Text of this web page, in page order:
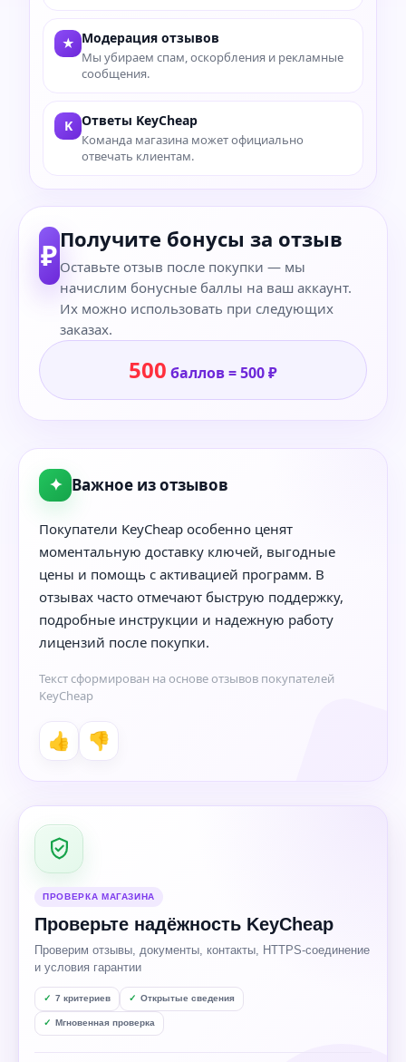
★ Модерация отзывов
Мы убираем спам, оскорбления и рекламные
сообщения.
K Ответы KeyCheap
Команда магазина может официально
отвечать клиентам.
₽Получите бонусы за отзыв
Оставьте отзыв после покупки — мы
начислим бонусные баллы на ваш аккаунт.
Их можно использовать при следующих
заказах.
500 баллов = 500 ₽
✦ Важное из отзывов
Покупатели KeyCheap особенно ценят
моментальную доставку ключей, выгодные
цены и помощь с активацией программ. В
отзывах часто отмечают быструю поддержку,
подробные инструкции и надежную работу
лицензий после покупки.
Текст сформирован на основе отзывов покупателей
KeyCheap
👍 👎
ПРОВЕРКА МАГАЗИНА
Проверьте надёжность KeyCheap
Проверим отзывы, документы, контакты, HTTPS-соединение
и условия гарантии
7 критериев Открытые сведения
Мгновенная проверка